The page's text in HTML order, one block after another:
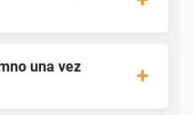
una vez